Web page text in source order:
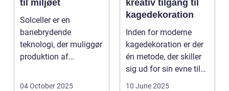
til miljøet
Solceller er en
banebrydende
teknologi, der muliggør
produktion af
udnytt...
04 October 2025
kreativ tilgang til
kagedekoration
Inden for moderne
kagedekoration er der
én metode, der skiller
sig ud for sin evne til
at bri...
10 June 2025